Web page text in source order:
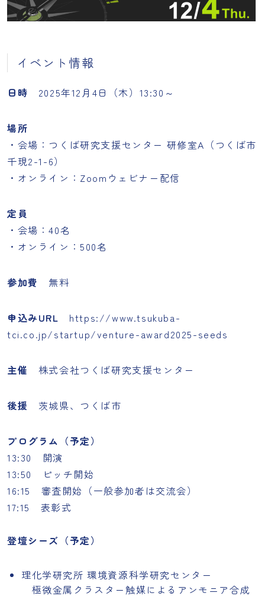
イベント情報
日時 2025年12月4日（木）13:30～
場所
・会場：つくば研究支援センター 研修室A（つくば市
千現2-1-6）
・オンライン：Zoomウェビナー配信
定員
・会場：40名
・オンライン：500名
参加費 無料
申込みURL
https://www.tsukuba-
tci.co.jp/startup/venture-award2025-seeds
主催 株式会社つくば研究支援センター
後援 茨城県、つくば市
プログラム（予定）
13:30 開演
13:50 ピッチ開始
16:15 審査開始（一般参加者は交流会）
17:15 表彰式
登壇シーズ（予定）
理化学研究所 環境資源科学研究センター
極微金属クラスター触媒によるアンモニア合成